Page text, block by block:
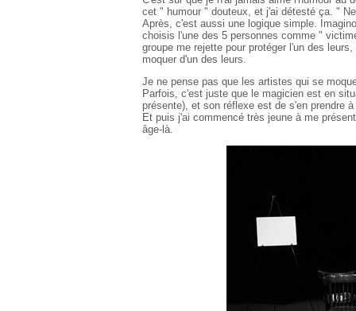
cet " humour " douteux, et j'ai détesté ça. "
Après, c'est aussi une logique simple.
choisis l'une des 5 personnes comme "
groupe me rejette pour protéger l'un des
moquer d'un des leurs.
Je ne pense pas que les artistes qui se
Parfois, c'est juste que le magicien est en
présente), et son réflexe est de s'en prendre
Et puis j'ai commencé très jeune à me
âge-là.